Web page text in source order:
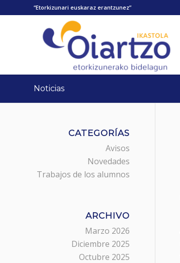
“Etorkizunari euskaraz erantzunez”
Noticias
CATEGORÍAS
Avisos
Novedades
Trabajos de los alumnos
ARCHIVO
Marzo 2026
Diciembre 2025
Octubre 2025